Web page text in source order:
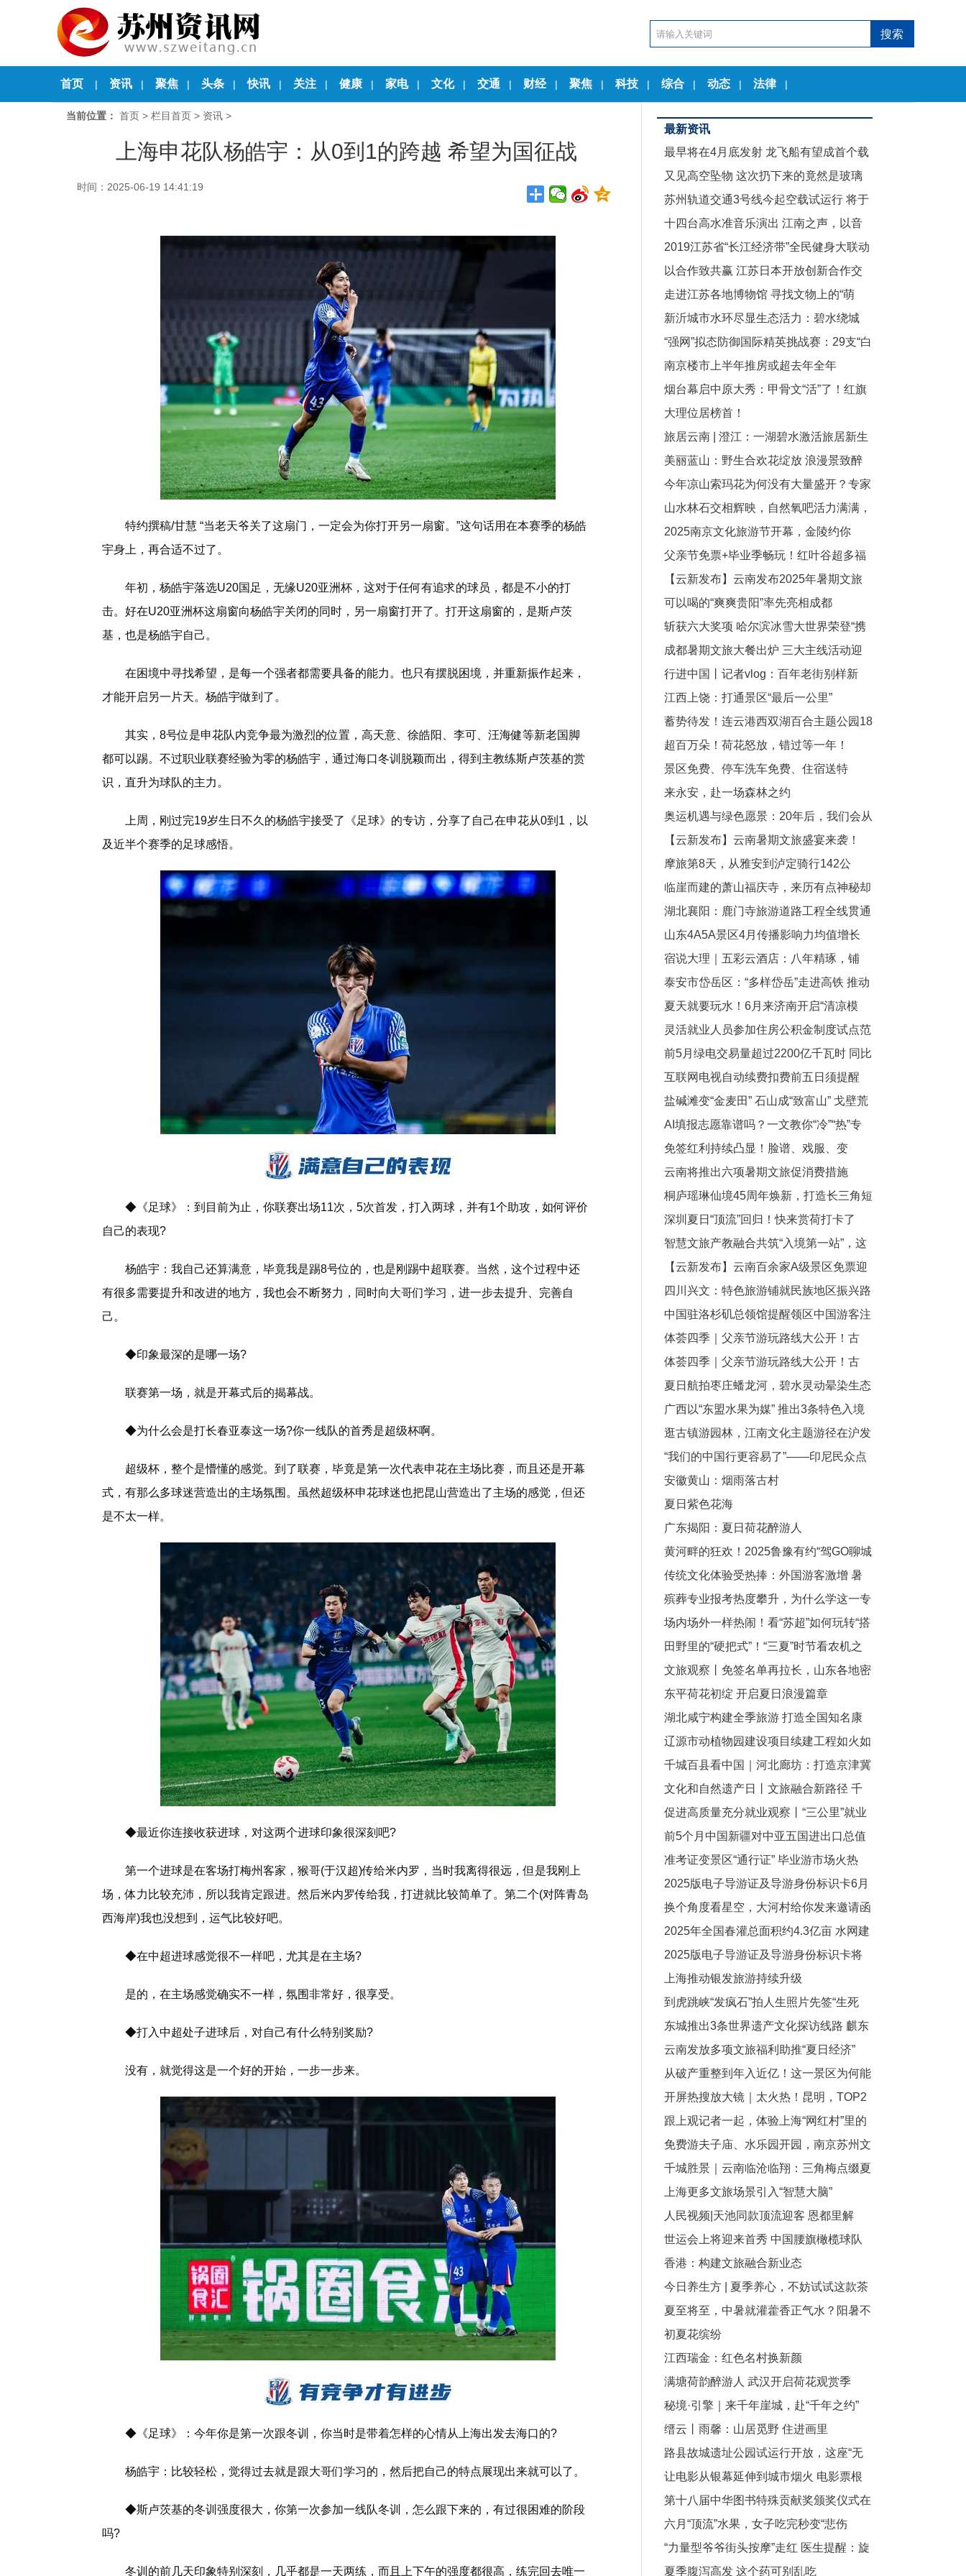
首页 | 资讯 | 聚焦 | 头条 | 快讯 | 关注 | 健康 | 家电 | 文化 | 交通 | 财经 | 聚焦 | 科技 | 综合 | 动态 | 法律 |
当前位置： 首页 > 栏目首页 > 资讯 >
上海申花队杨皓宇：从0到1的跨越 希望为国征战
时间：2025-06-19 14:41:19
特约撰稿/甘慧 “当老天爷关了这扇门，一定会为你打开另一扇窗。”这句话用在本赛季的杨皓
宇身上，再合适不过了。
年初，杨皓宇落选U20国足，无缘U20亚洲杯，这对于任何有追求的球员，都是不小的打
击。好在U20亚洲杯这扇窗向杨皓宇关闭的同时，另一扇窗打开了。打开这扇窗的，是斯卢茨
基，也是杨皓宇自己。
在困境中寻找希望，是每一个强者都需要具备的能力。也只有摆脱困境，并重新振作起来，
才能开启另一片天。杨皓宇做到了。
其实，8号位是申花队内竞争最为激烈的位置，高天意、徐皓阳、李可、汪海健等新老国脚
都可以踢。不过职业联赛经验为零的杨皓宇，通过海口冬训脱颖而出，得到主教练斯卢茨基的赏
识，直升为球队的主力。
上周，刚过完19岁生日不久的杨皓宇接受了《足球》的专访，分享了自己在申花从0到1，以
及近半个赛季的足球感悟。
◆《足球》：到目前为止，你联赛出场11次，5次首发，打入两球，并有1个助攻，如何评价
自己的表现?
杨皓宇：我自己还算满意，毕竟我是踢8号位的，也是刚踢中超联赛。当然，这个过程中还
有很多需要提升和改进的地方，我也会不断努力，同时向大哥们学习，进一步去提升、完善自
己。
◆印象最深的是哪一场?
联赛第一场，就是开幕式后的揭幕战。
◆为什么会是打长春亚泰这一场?你一线队的首秀是超级杯啊。
超级杯，整个是懵懂的感觉。到了联赛，毕竟是第一次代表申花在主场比赛，而且还是开幕
式，有那么多球迷营造出的主场氛围。虽然超级杯申花球迷也把昆山营造出了主场的感觉，但还
是不太一样。
◆最近你连接收获进球，对这两个进球印象很深刻吧?
第一个进球是在客场打梅州客家，猴哥(于汉超)传给米内罗，当时我离得很远，但是我刚上
场，体力比较充沛，所以我肯定跟进。然后米内罗传给我，打进就比较简单了。第二个(对阵青岛
西海岸)我也没想到，运气比较好吧。
◆在中超进球感觉很不一样吧，尤其是在主场?
是的，在主场感觉确实不一样，氛围非常好，很享受。
◆打入中超处子进球后，对自己有什么特别奖励?
没有，就觉得这是一个好的开始，一步一步来。
◆《足球》：今年你是第一次跟冬训，你当时是带着怎样的心情从上海出发去海口的?
杨皓宇：比较轻松，觉得过去就是跟大哥们学习的，然后把自己的特点展现出来就可以了。
◆斯卢茨基的冬训强度很大，你第一次参加一线队冬训，怎么跟下来的，有过很困难的阶段
吗?
冬训的前几天印象特别深刻，几乎都是一天两练，而且上下午的强度都很高，练完回去唯一
最新资讯
最早将在4月底发射 龙飞船有望成首个载
人商业航天器
又见高空坠物 这次扔下来的竟然是玻璃
茶几
苏州轨道交通3号线今起空载试运行 将于
12月底试运营
十四台高水准音乐演出 江南之声，以音
乐节的名义致敬古典
2019江苏省“长江经济带”全民健身大联动
暨“舞动江苏”无锡赛区启动仪式举行
以合作致共赢 江苏日本开放创新合作交
流会在东京举行
走进江苏各地博物馆 寻找文物上的“萌
娃”们
新沂城市水环尽显生态活力：碧水绕城
绿荫满城
“强网”拟态防御国际精英挑战赛：29支“白
帽黑客”战队谁能突防？
南京楼市上半年推房或超去年全年
烟台幕启中原大秀：甲骨文“活”了！红旗
渠“燃”了！
大理位居榜首！
旅居云南 | 澄江：一湖碧水激活旅居新生
态
美丽蓝山：野生合欢花绽放 浪漫景致醉
人心
今年凉山索玛花为何没有大量盛开？专家
解读：今年是开花“小年”，属正常现象
山水林石交相辉映，自然氧吧活力满满，
来乳山岠嵎山国家森林公园感受快乐，装
满快乐能量水！
2025南京文化旅游节开幕，金陵约你
360°沉浸游！
父亲节免票+毕业季畅玩！红叶谷超多福
利开启夏日之旅
【云新发布】云南发布2025年暑期文旅
促消费措施
可以喝的“爽爽贵阳”率先亮相成都
斩获六大奖项 哈尔滨冰雪大世界荣登“携
程口碑榜2025全球100必打卡景点榜”等
六大榜单
成都暑期文旅大餐出炉 三大主线活动迎
世运促消费
行进中国丨记者vlog：百年老街别样新
江西上饶：打通景区“最后一公里”
蓄势待发！连云港西双湖百合主题公园18
日将开园
超百万朵！荷花怒放，错过等一年！
景区免费、停车洗车免费、住宿送特
产……来淮安看苏超接福利
来永安，赴一场森林之约
奥运机遇与绿色愿景：20年后，我们会从
旅游业看到什么？
【云新发布】云南暑期文旅盛宴来袭！
3100余场活动点燃“清凉一夏”
摩旅第8天，从雅安到泸定骑行142公
里，花费169元
临崖而建的萧山福庆寺，来历有点神秘却
香火旺盛，当地影响力甚广
湖北襄阳：鹿门寺旅游道路工程全线贯通
山东4A5A景区4月传播影响力均值增长
2.5%，榜首稳如泰山
宿说大理｜五彩云酒店：八年精琢，铺
就“园林”栖居雅韵
泰安市岱岳区：“多样岱岳”走进高铁 推动
文旅破圈出新
夏天就要玩水！6月来济南开启“清凉模
式”
灵活就业人员参加住房公积金制度试点范
围稳步扩大
前5月绿电交易量超过2200亿千瓦时 同比
增长近50%
互联网电视自动续费扣费前五日须提醒
盐碱滩变“金麦田” 石山成“致富山” 戈壁荒
山改造 生态效益与经济效益双赢
AI填报志愿靠谱吗？一文教你“冷”“热”专
业怎么选→
免签红利持续凸显！脸谱、戏服、变
脸……中国研学“吸引力”上升
云南将推出六项暑期文旅促消费措施
桐庐瑶琳仙境45周年焕新，打造长三角短
途旅居首选目的地
深圳夏日“顶流”回归！快来赏荷打卡了
智慧文旅产教融合共筑“入境第一站”，这
场研讨会给出人才培养的“上海方案”
【云新发布】云南百余家A级景区免票迎
毕业生
四川兴文：特色旅游铺就民族地区振兴路
中国驻洛杉矶总领馆提醒领区中国游客注
意暑期安全
体荟四季｜父亲节游玩路线大公开！古
镇、湿地、苏超、温泉全安排
体荟四季｜父亲节游玩路线大公开！古
镇、湿地、苏超、温泉全安排
夏日航拍枣庄蟠龙河，碧水灵动晕染生态
唯美画卷
广西以“东盟水果为媒” 推出3条特色入境
旅游路线
逛古镇游园林，江南文化主题游径在沪发
布
“我们的中国行更容易了”——印尼民众点
赞中国240小时过境免签政策
安徽黄山：烟雨落古村
夏日紫色花海
广东揭阳：夏日荷花醉游人
黄河畔的狂欢！2025鲁豫有约“驾GO聊城
欢乐季”邀您共度盛夏
传统文化体验受热捧：外国游客激增 暑
期研学游成新趋势
殡葬专业报考热度攀升，为什么学这一专
业的年轻人越来越多？
场内场外一样热闹！看“苏超”如何玩转“搭
子经济”
田野里的“硬把式”！“三夏”时节看农机之
变
文旅观察丨免签名单再拉长，山东各地密
集出台“入境游”政策引客来
东平荷花初绽 开启夏日浪漫篇章
湖北咸宁构建全季旅游 打造全国知名康
养目的地
辽源市动植物园建设项目续建工程如火如
荼 期待全新亮相
千城百县看中国｜河北廊坊：打造京津冀
文旅消费新地标
文化和自然遗产日丨文旅融合新路径 千
年遗址成热门打卡地
促进高质量充分就业观察丨“三公里”就业
圈平台暖心“不打烊”
前5个月中国新疆对中亚五国进出口总值
占全国近四成
准考证变景区“通行证” 毕业游市场火热
2025版电子导游证及导游身份标识卡6月
30日启用
换个角度看星空，大河村给你发来邀请函
→
2025年全国春灌总面积约4.3亿亩 水网建
设保农作物灌溉 保粮食丰收
2025版电子导游证及导游身份标识卡将
于6月30日启用
上海推动银发旅游持续升级
到虎跳峡“发疯石”拍人生照片先签“生死
状”？当地村民小组：没请向导要签“免责
声明”
东城推出3条世界遗产文化探访线路 麒东
东任文物讲解员
云南发放多项文旅福利助推“夏日经济”
从破产重整到年入近亿！这一景区为何能
成功“逆袭”？
开屏热搜放大镜｜太火热！昆明，TOP2
跟上观记者一起，体验上海“网红村”里的
精致民宿！
免费游夫子庙、水乐园开园，南京苏州文
旅放大招
千城胜景｜云南临沧临翔：三角梅点缀夏
日
上海更多文旅场景引入“智慧大脑”
人民视频|天池同款顶流迎客 恩都里解
锁“快旅慢游”新业态
世运会上将迎来首秀 中国腰旗橄榄球队
瞄准洛杉矶奥运会
香港：构建文旅融合新业态
今日养生方 | 夏季养心，不妨试试这款茶
饮
夏至将至，中暑就灌藿香正气水？阳暑不
可用！
初夏花缤纷
江西瑞金：红色名村换新颜
满塘荷韵醉游人 武汉开启荷花观赏季
秘境·引擎｜来千年崖城，赴“千年之约”
缙云丨雨馨：山居觅野 住进画里
路县故城遗址公园试运行开放，这座“无
界公园”怎么逛？
让电影从银幕延伸到城市烟火 电影票根
变身城市消费“通行证”
第十八届中华图书特殊贡献奖颁奖仪式在
北京举行
六月“顶流”水果，女子吃完秒变“悲伤
蛙”！医生提醒
“力量型爷爷街头按摩”走红 医生提醒：旋
转颈椎等危险动作可能致瘫
夏季腹泻高发 这个药可别乱吃